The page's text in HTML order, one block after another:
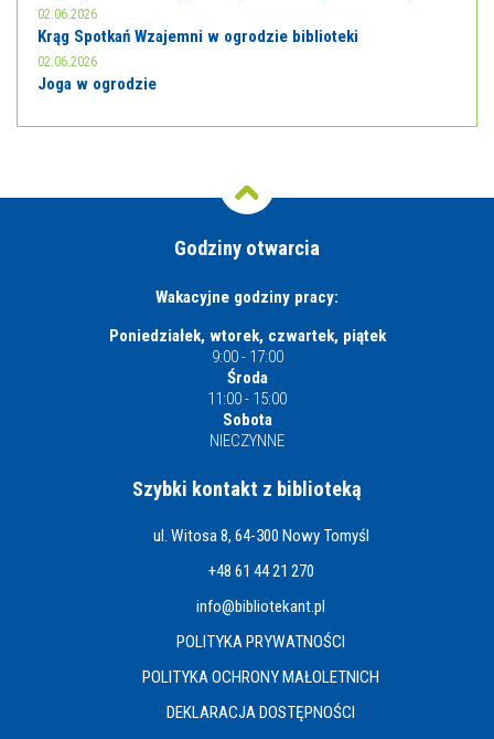
02.06.2026
Krąg Spotkań Wzajemni w ogrodzie biblioteki
02.06.2026
Joga w ogrodzie
Godziny otwarcia
Wakacyjne godziny pracy:
Poniedziałek, wtorek, czwartek, piątek
9:00 - 17:00
Środa
11:00 - 15:00
Sobota
NIECZYNNE
Szybki kontakt z biblioteką
ul. Witosa 8, 64-300 Nowy Tomyśl
+48 61 44 21 270
info@bibliotekant.pl
POLITYKA PRYWATNOŚCI
POLITYKA OCHRONY MAŁOLETNICH
DEKLARACJA DOSTĘPNOŚCI